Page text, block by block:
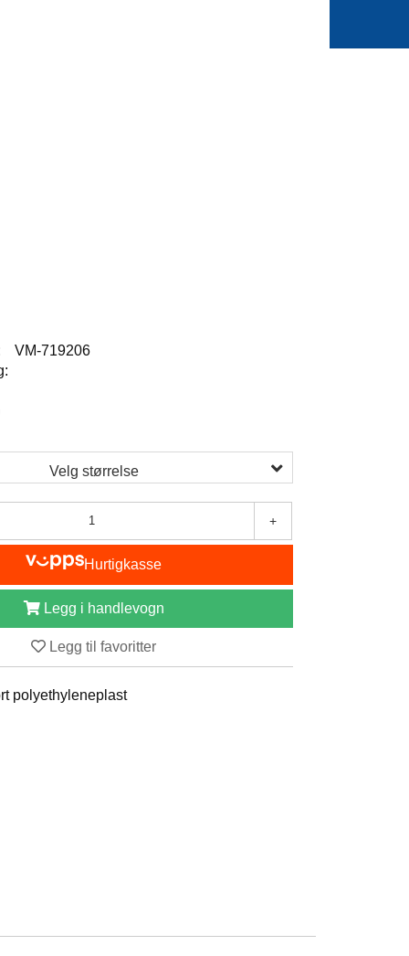
VM-719206
Velg størrelse
+
Hurtigkasse
Legg i handlevogn
Legg til favoritter
polyethyleneplast